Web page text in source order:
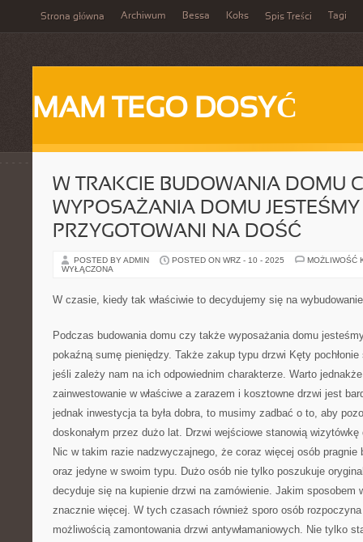
Strona główna Archiwum Bessa Koks Spis Treści Tagi
MAM TEGO DOSYĆ
W TRAKCIE BUDOWANIA DOMU
WYPOSAŻANIA DOMU JESTEŚMY
PRZYGOTOWANI NA DOŚĆ
POSTED BY ADMIN POSTED ON WRZ - 10 - 2025
MOŻLIWOŚĆ
WYŁĄCZONA
W czasie, kiedy tak właściwie to decydujemy się na
Podczas budowania domu czy także wyposażania domu
pokaźną sumę pieniędzy. Także zakup typu drzwi Kęty
jeśli zależy nam na ich odpowiednim charakterze. Warto
zainwestowanie w właściwe a zarazem i kosztowne drzwi jest
jednak inwestycja ta była dobra, to musimy zadbać o to, aby
doskonałym przez dużo lat. Drzwi wejściowe stanowią
Nic w takim razie nadzwyczajnego, że coraz więcej osób pragnie
oraz jedyne w swoim typu. Dużo osób nie tylko poszukuje
decyduje się na kupienie drzwi na zamówienie. Jakim sposobem
znacznie więcej. W tych czasach również sporo osób
możliwością zamontowania drzwi antywłamaniowych. Nie tylko